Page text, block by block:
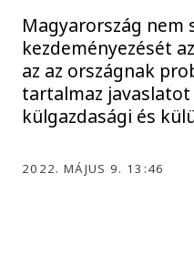
Magyarország nem
kezdeményezését
az az országnak
tartalmaz
külgazdasági és
2022. MÁJUS 9. 13:46